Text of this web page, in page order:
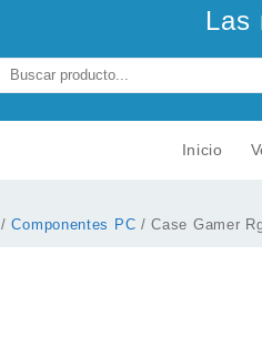
Las
Inicio
/Componentes PC / Case Gamer